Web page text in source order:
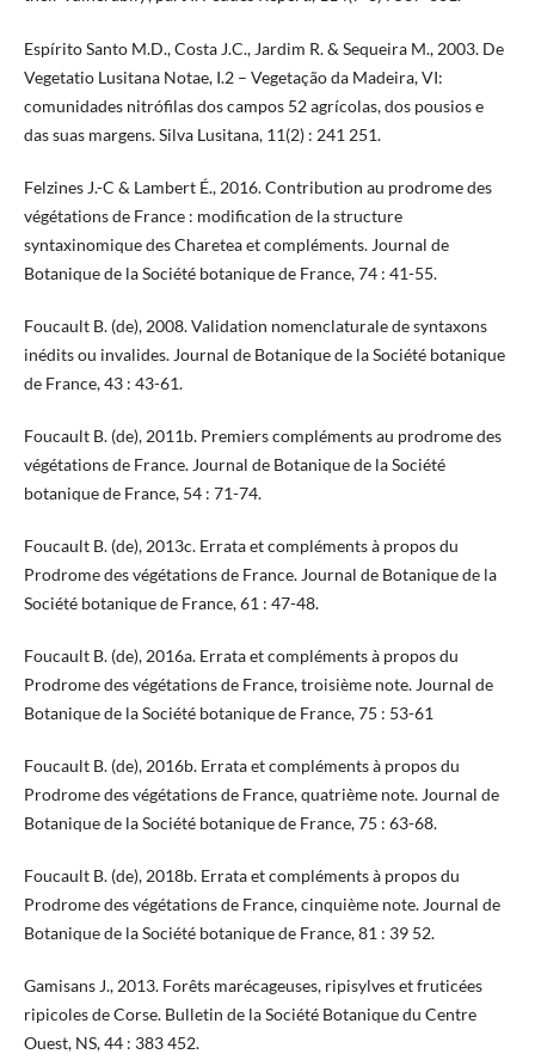
Espírito Santo M.D., Costa J.C., Jardim R. & Sequeira M., 2003. De
Vegetatio Lusitana Notae, I.2 – Vegetação da Madeira, VI:
comunidades nitrófilas dos campos 52 agrícolas, dos pousios e
das suas margens. Silva Lusitana, 11(2) : 241 251.
Felzines J.-C & Lambert É., 2016. Contribution au prodrome des
végétations de France : modification de la structure
syntaxinomique des Charetea et compléments. Journal de
Botanique de la Société botanique de France, 74 : 41-55.
Foucault B. (de), 2008. Validation nomenclaturale de syntaxons
inédits ou invalides. Journal de Botanique de la Société botanique
de France, 43 : 43-61.
Foucault B. (de), 2011b. Premiers compléments au prodrome des
végétations de France. Journal de Botanique de la Société
botanique de France, 54 : 71-74.
Foucault B. (de), 2013c. Errata et compléments à propos du
Prodrome des végétations de France. Journal de Botanique de la
Société botanique de France, 61 : 47-48.
Foucault B. (de), 2016a. Errata et compléments à propos du
Prodrome des végétations de France, troisième note. Journal de
Botanique de la Société botanique de France, 75 : 53-61
Foucault B. (de), 2016b. Errata et compléments à propos du
Prodrome des végétations de France, quatrième note. Journal de
Botanique de la Société botanique de France, 75 : 63-68.
Foucault B. (de), 2018b. Errata et compléments à propos du
Prodrome des végétations de France, cinquième note. Journal de
Botanique de la Société botanique de France, 81 : 39 52.
Gamisans J., 2013. Forêts marécageuses, ripisylves et fruticées
ripicoles de Corse. Bulletin de la Société Botanique du Centre
Ouest, NS, 44 : 383 452.